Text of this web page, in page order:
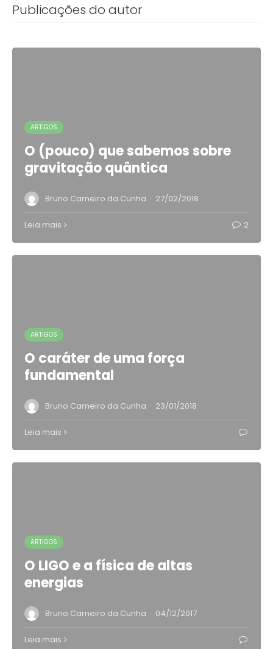
Publicações do autor
ARTIGOS
O (pouco) que sabemos sobre
gravitação quântica
Bruno Carneiro da Cunha · 27/02/2018
Leia mais 2
ARTIGOS
O caráter de uma força
fundamental
Bruno Carneiro da Cunha · 23/01/2018
Leia mais
ARTIGOS
O LIGO e a física de altas
energias
Bruno Carneiro da Cunha · 04/12/2017
Leia mais